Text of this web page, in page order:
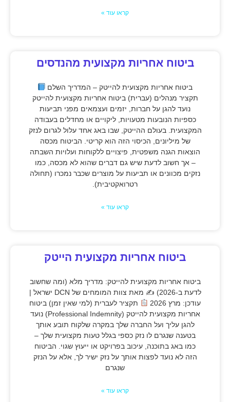
קראו עוד »
ביטוח אחריות מקצועית מהנדסים
ביטוח אחריות מקצועית להייטק – המדריך השלם
תקציר מנהלים (עברית) ביטוח אחריות מקצועית להייטק
נועד להגן על חברות, יזמים ועצמאים מפני תביעות
כספיות הנובעות מטעויות, ליקויים או מחדלים בעבודה
המקצועית. בעולם ההייטק, שבו באג אחד עלול לגרום לנזק
של מיליונים, הכיסוי הזה הוא קריטי. הביטוח מכסה
הוצאות הגנה משפטית, פיצויים ללקוחות ועלויות השבתה
– אך חשוב לדעת שיש גם דברים שהוא לא מכסה, כמו
נזקים מכוונים או תביעות על מוצרים שכבר נמכרו (תחולה
רטרואקטיבית).
קראו עוד »
ביטוח אחריות מקצועית הייטק
ביטוח אחריות מקצועית להייטק: מדריך מלא (ומה שחשוב
לדעת ב-2026) ✍
מאת צוות המומחים של DCN ישראל |
עודכן: מרץ 2026
תקציר לעברית (למי שאין זמן) ביטוח
אחריות מקצועית להייטק (Professional Indemnity) נועד
להגן עליך ועל החברה שלך במקרה שלקוח תובע אותך
בטענה שנגרם לו נזק כספי בגלל טעות מקצועית שלך –
כמו באג בתוכנה, עיכוב בפרויקט או ייעוץ שגוי. הביטוח
הזה לא נועד לפצות אותך על נזק ישיר לך, אלא על הנזק
שנגרם
קראו עוד »